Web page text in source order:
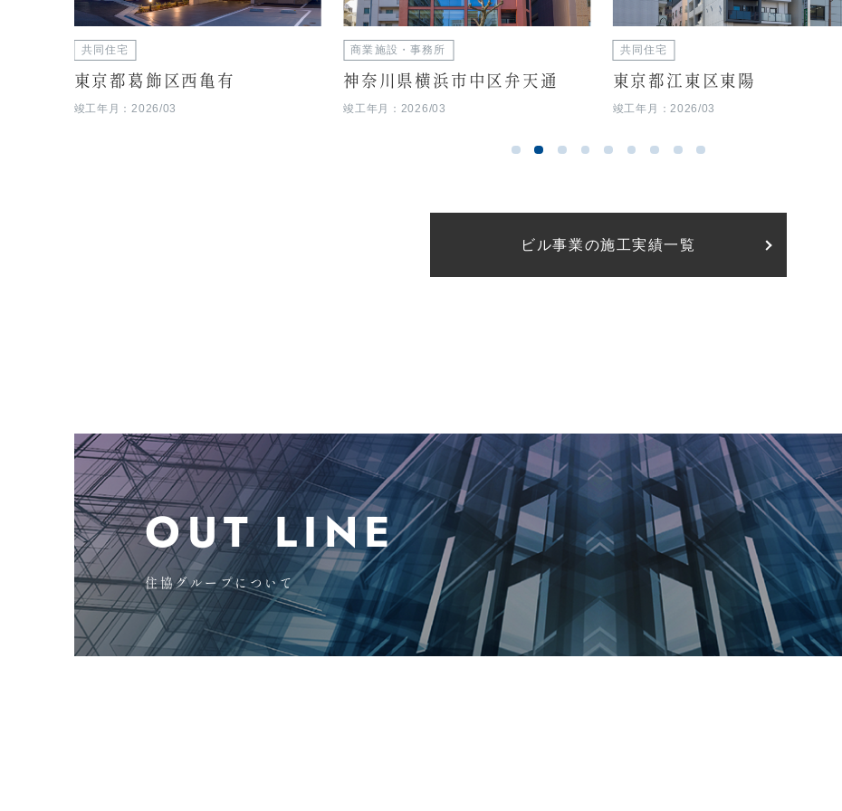
共同住宅
東京都葛飾区西亀有
竣工年月：2026/03
商業施設・事務所
神奈川県横浜市中区弁天通
竣工年月：2026/03
共同住宅
東京都江東区東陽
竣工年月：2026/03
ビル事業の施工実績一覧
OUT LINE
住協グループについて